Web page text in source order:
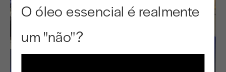
O óleo essencial é realmente
um "não"?